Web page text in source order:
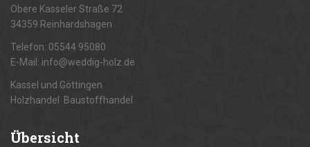
Obere Kasseler Straße 72
34359 Reinhardshagen
Telefon: 05544 95080
E-Mail: info@weddig-holz.de
Kassel und Göttingen
Holzhandel Baustoffhandel
Übersicht